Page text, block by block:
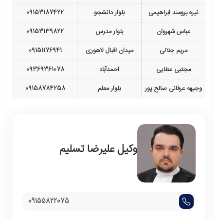
نیره برومند ابراهیمی بلوار دانشجو
09153187422
عباس شهروان
بلوار مدرس
09153139822
مریم جلالی
میدان اقبال لاهوری
09151176941
مجتبی عطایی
احمدآباد
09369361078
وجیهه عرفانی صالح پور
بلوار معلم 09158784258
وکیل علیرضا تسلیم
09155822075